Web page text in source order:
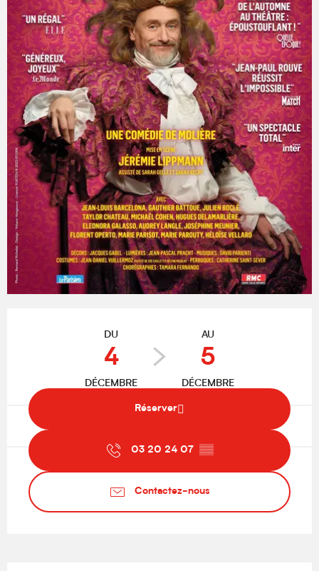
DU
4
DÉCEMBRE
AU
5
DÉCEMBRE
Réserver
03 20 24 07 ▒▒
Contactez-nous